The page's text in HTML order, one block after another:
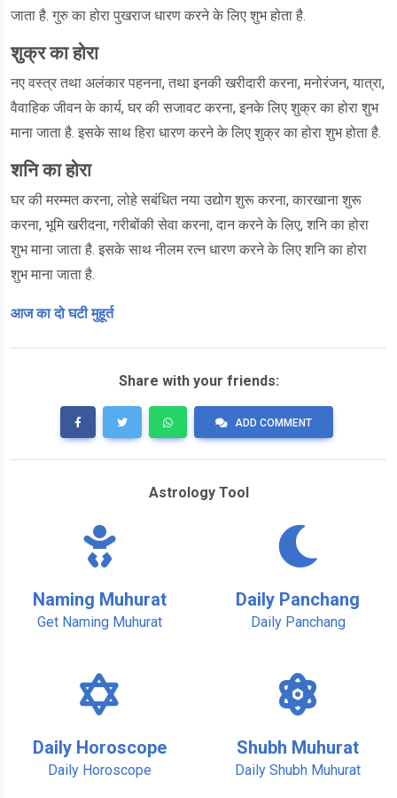
जाता है. गुरु का होरा पुखराज धारण करने के लिए शुभ होता है.
शुक्र का होरा
नए वस्त्र तथा अलंकार पहनना, तथा इनकी खरीदारी करना, मनोरंजन, यात्रा,
वैवाहिक जीवन के कार्य, घर की सजावट करना, इनके लिए शुक्र का होरा शुभ
माना जाता है. इसके साथ हिरा धारण करने के लिए शुक्र का होरा शुभ होता है.
शनि का होरा
घर की मरम्मत करना, लोहे सबंधित नया उद्योग शुरू करना, कारखाना शुरू
करना, भूमि खरीदना, गरीबोंकी सेवा करना, दान करने के लिए, शनि का होरा
शुभ माना जाता है. इसके साथ नीलम रत्न धारण करने के लिए शनि का होरा
शुभ माना जाता है.
आज का दो घटी मुहूर्त
Share with your friends:
ADD COMMENT
Astrology Tool
Naming Muhurat
Get Naming Muhurat
Daily Panchang
Daily Panchang
Daily Horoscope
Daily Horoscope
Shubh Muhurat
Daily Shubh Muhurat